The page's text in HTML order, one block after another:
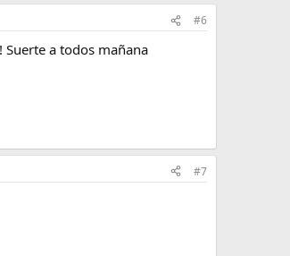
#6
a todos mañana
#7